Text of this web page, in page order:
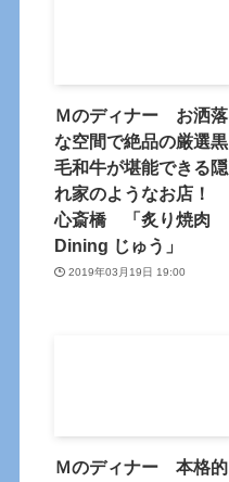
Ｍのディナー お洒落
な空間で絶品の厳選黒
毛和牛が堪能できる隠
れ家のようなお店！
心斎橋 「炙り焼肉
Dining じゅう」
2019年03月19日 19:00
Ｍのディナー 本格的